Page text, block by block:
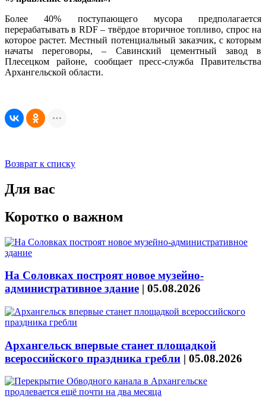
Более 40% поступающего мусора предполагается
перерабатывать в RDF – твёрдое вторичное топливо, спрос на
которое растет. Местный потенциальный заказчик, с которым
начаты переговоры, – Савинский цементный завод в
Плесецком районе, сообщает пресс-служба Правительства
Архангельской области.
Возврат к списку
Для вас
Коротко о важном
На Соловках построят новое музейно-
административное здание | 05.08.2026
Архангельск впервые станет площадкой
всероссийского праздника гребли | 05.08.2026